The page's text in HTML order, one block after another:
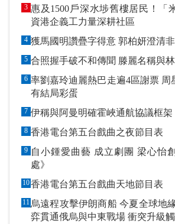
3 惠及1500戶深水埗舊樓居民！「
資港企義工力量深耕社區
4 獲馬國明讚疊字得意 郭柏
5 合照握手破不和傳聞 滕
6 率劉嘉玲迪麗熱巴走遍4區謝票 周星馳向香港送上獨
有結局彩蛋
7 伊稱與阿曼明確霍峽通航協議框架
8 香港電台第五台戲曲之夜節目表
9 自小鍾愛曲藝 成立劇團 梁心怡創業推新編劇《周
處》
10香港電台第五台戲曲天地節目表
11 烏遠程攻擊伊朗商船 今夏全球地緣最大變局 區域博
弈貫通俄烏與中東